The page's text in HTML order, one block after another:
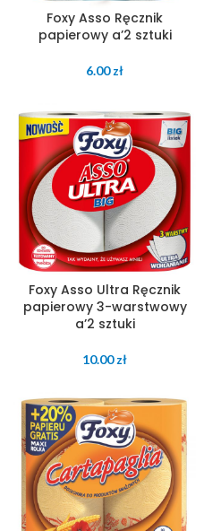
Foxy Asso Ręcznik
papierowy a’2 sztuki
6.00zł
Foxy Asso Ultra Ręcznik
papierowy 3-warstwowy
a’2 sztuki
10.00zł